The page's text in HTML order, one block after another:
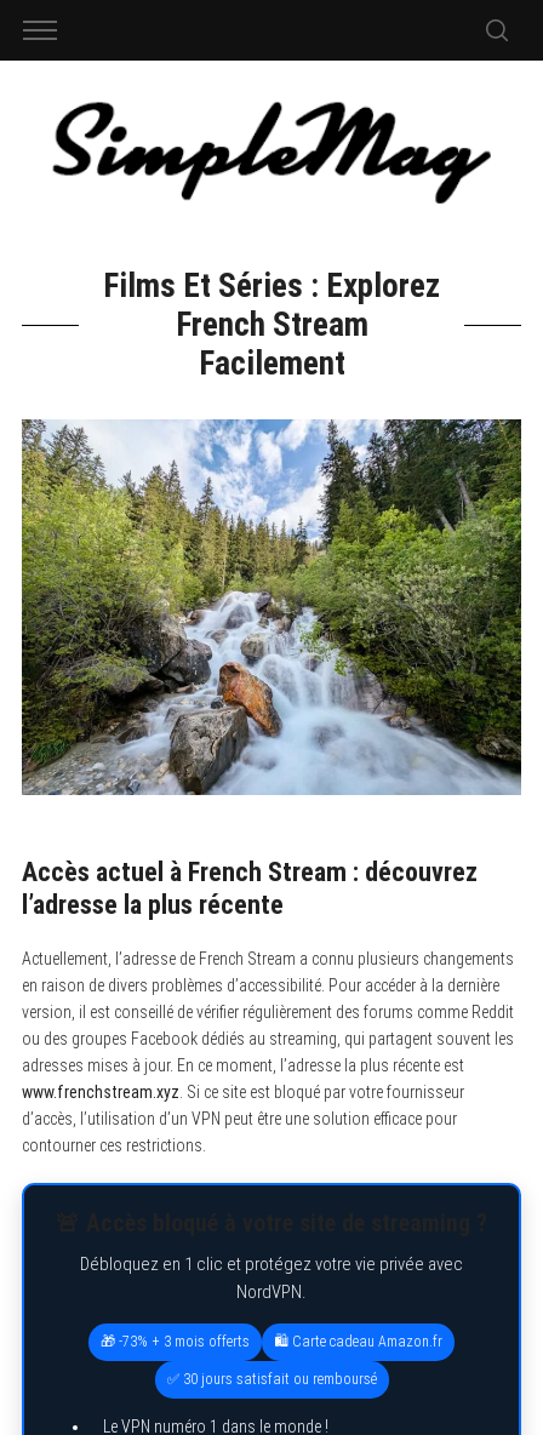
Films Et Séries : Explorez
French Stream
Facilement
Accès actuel à French Stream : découvrez
l’adresse la plus récente
Actuellement, l’adresse de French Stream a connu plusieurs changements
en raison de divers problèmes d’accessibilité. Pour accéder à la dernière
version, il est conseillé de vérifier régulièrement des forums comme Reddit
ou des groupes Facebook dédiés au streaming, qui partagent souvent les
adresses mises à jour. En ce moment, l’adresse la plus récente est
www.frenchstream.xyz. Si ce site est bloqué par votre fournisseur
d’accès, l’utilisation d’un VPN peut être une solution efficace pour
contourner ces restrictions.
Débloquez en 1 clic et protégez votre vie privée avec
NordVPN.
🎁 -73% + 3 mois offerts 🛍️ Carte cadeau Amazon.fr
✅ 30 jours satisfait ou remboursé
Le VPN numéro 1 dans le monde !